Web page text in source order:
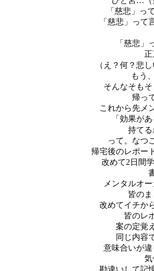
「慈悲」っ
「慈悲」って
「慈悲」
（え？何？悲
もう
そんなそも
帰っ
これから先メ
「効果が
持て
って。なつ
帰宅後のレポー
改めて2日間
メンタルオ
皆の
改めてイチか
皆のレ
案の定覚
同じ内容
意味合いが
気